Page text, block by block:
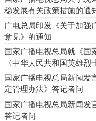
稳发展有关政策措施的通
广电总局印发《关于加强
意见》的通知
国家广播电视总局就《国
〈中华人民共和国英雄
国家广播电视总局新闻发
定管理办法》答记者问
国家广播电视总局新闻发
答记者问